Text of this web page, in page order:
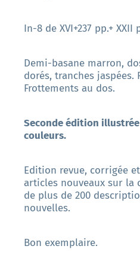
In-8 de XVI+237 pp.+ XXII
Demi-basane marron,
dorés, tranches jaspées.
Frottements au dos.
Seconde édition
couleurs.
Edition revue, corrigée
articles nouveaux sur la
de plus de 200
nouvelles.
Bon exemplaire.